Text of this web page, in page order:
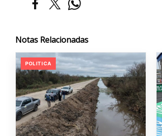
Notas Relacionadas
POLITICA